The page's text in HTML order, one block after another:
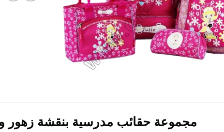
مجموعة حقائب مدرسية بنقشة زهور